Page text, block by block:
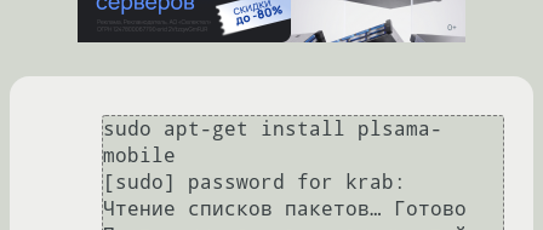
sudo apt-get install plsama-
mobile
[sudo] password for krab:
Чтение списков пакетов… Готово